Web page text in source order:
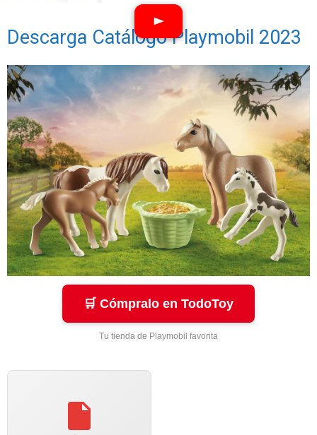
Descarga Catálogo Playmobil 2023
🛒 Cómpralo en TodoToy
Tu tienda de Playmobil favorita